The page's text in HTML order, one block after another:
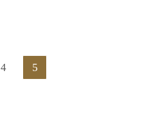
4 5